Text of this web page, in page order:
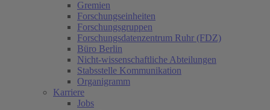
Gremien
Forschungseinheiten
Forschungsgruppen
Forschungsdatenzentrum Ruhr (FDZ)
Büro Berlin
Nicht-wissenschaftliche Abteilungen
Stabsstelle Kommunikation
Organigramm
Karriere
Jobs